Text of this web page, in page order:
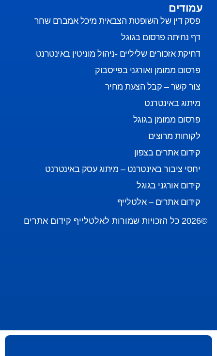
עמודים
פסק דין של השופטת הצבאית מיכל אמברם שחר
דף נחיתה פרסום בגוגל
דחיקת אזכורים שליליים -ניהול מוניטין באינטרנט
פרסום ממומן ואורגני בפייסבוק
צור קשר – קבל הצעת מחיר
מיתוג באינטרנט
פרסום ממומן בגוגל
לקוחות מרוצים
קידום אתרים בצפון
יחסי ציבור באינטרנט – מיתוג עסק באינטרנט
קידום אורגני בגוגל
קידום אתרים – אלטלייף
©2026 כל הזכויות שמורות לאלטלייף קידום אתרים